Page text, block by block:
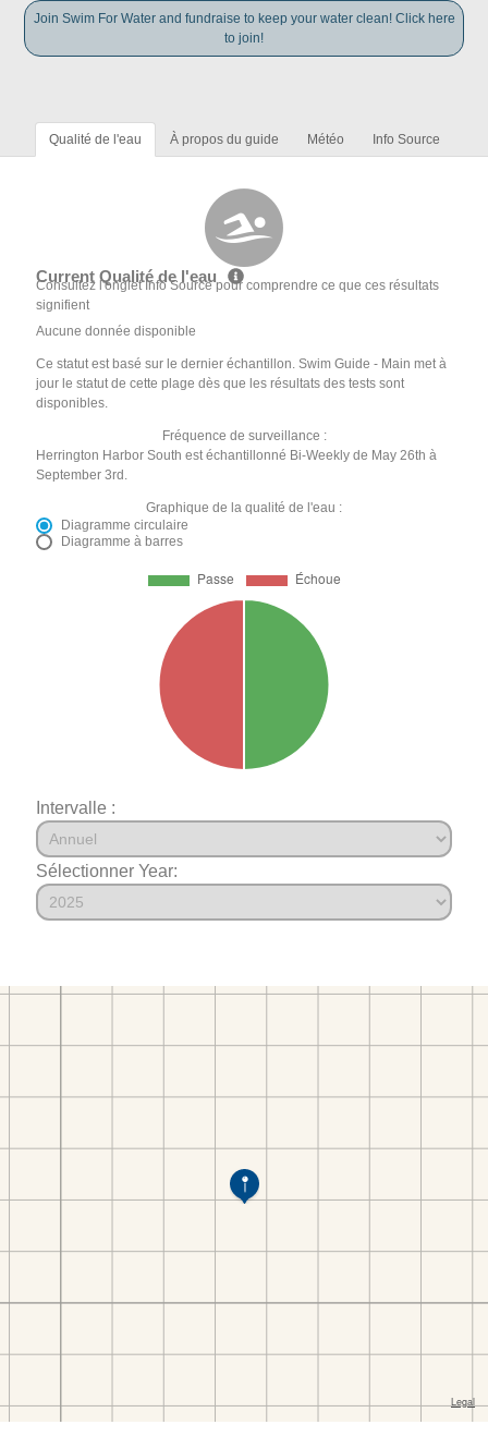
Join Swim For Water and fundraise to keep your water clean! Click here
to join!
Qualité de l'eau À propos du guide Météo Info Source
Current Qualité de l'eau
Consultez l'onglet Info Source pour comprendre ce que ces résultats
signifient
Aucune donnée disponible
Ce statut est basé sur le dernier échantillon. Swim Guide - Main met à
jour le statut de cette plage dès que les résultats des tests sont
disponibles.
Fréquence de surveillance :
Herrington Harbor South est échantillonné Bi-Weekly de May 26th à
September 3rd.
Graphique de la qualité de l'eau :
Diagramme circulaire
Diagramme à barres
Intervalle :
Sélectionner Year: